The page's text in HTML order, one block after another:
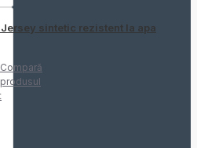
sintetic rezistent la apa
Compară
produsul